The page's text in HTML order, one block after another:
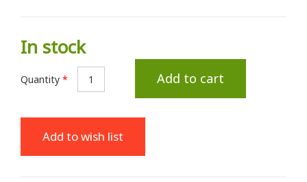
In stock
Quantity * Add to cart
Add to wish list